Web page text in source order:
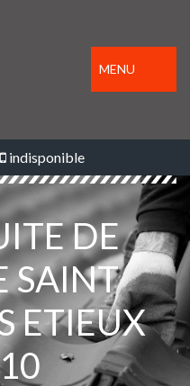
MENU
indisponible
DE
SAINT
ETIEUX